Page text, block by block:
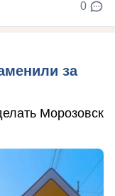
0
за
Морозовск